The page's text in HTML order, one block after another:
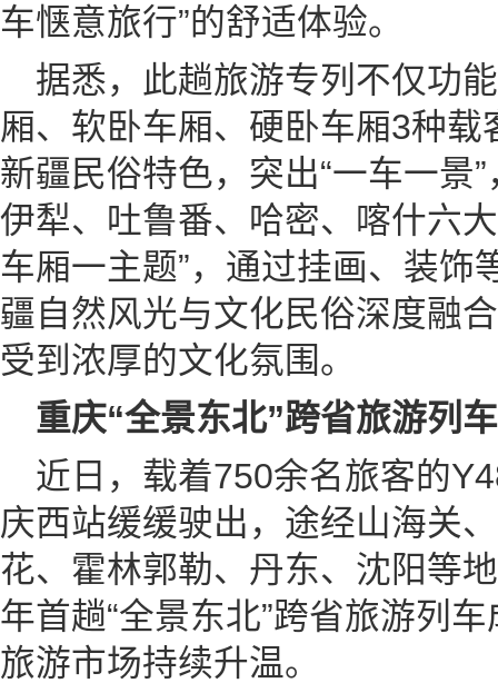
车惬意旅行”的舒适体验。
据悉，此趟旅游专列不仅功
厢、软卧车厢、硬卧车厢3种
新疆民俗特色，突出“一车一景
伊犁、吐鲁番、哈密、喀什六
车厢一主题”，通过挂画、装饰
疆自然风光与文化民俗深度融
受到浓厚的文化氛围。
重庆“全景东北”跨省旅游列
近日，载着750余名旅客的
庆西站缓缓驶出，途经山海关
花、霍林郭勒、丹东、沈阳等
年首趟“全景东北”跨省旅游列
旅游市场持续升温。